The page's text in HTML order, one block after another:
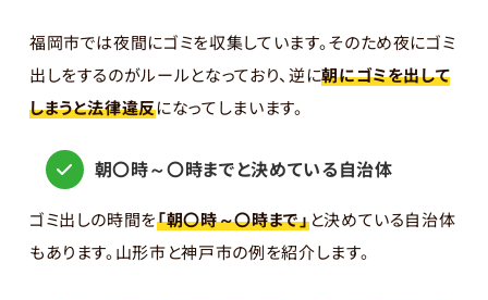
福岡市では夜間にゴミを収集しています。そのため夜にゴミ
出しをするのがルールとなっており、逆に朝にゴミを出して
しまうと法律違反になってしまいます。
朝〇時～〇時までと決めている自治体
ゴミ出しの時間を「朝〇時～〇時まで」と決めている自治体
もあります。山形市と神戸市の例を紹介します。